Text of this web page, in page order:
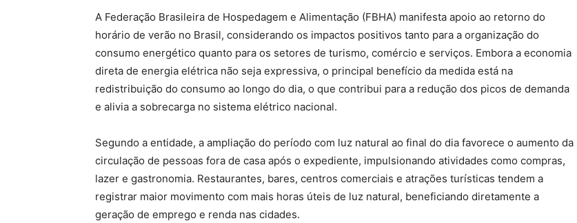
A Federação Brasileira de Hospedagem e Alimentação (FBHA) manifesta apoio ao retorno do
horário de verão no Brasil, considerando os impactos positivos tanto para a organização do
consumo energético quanto para os setores de turismo, comércio e serviços. Embora a economia
direta de energia elétrica não seja expressiva, o principal benefício da medida está na
redistribuição do consumo ao longo do dia, o que contribui para a redução dos picos de demanda
e alivia a sobrecarga no sistema elétrico nacional.
Segundo a entidade, a ampliação do período com luz natural ao final do dia favorece o aumento da
circulação de pessoas fora de casa após o expediente, impulsionando atividades como compras,
lazer e gastronomia. Restaurantes, bares, centros comerciais e atrações turísticas tendem a
registrar maior movimento com mais horas úteis de luz natural, beneficiando diretamente a
geração de emprego e renda nas cidades.